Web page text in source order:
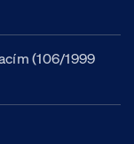
(106/1999